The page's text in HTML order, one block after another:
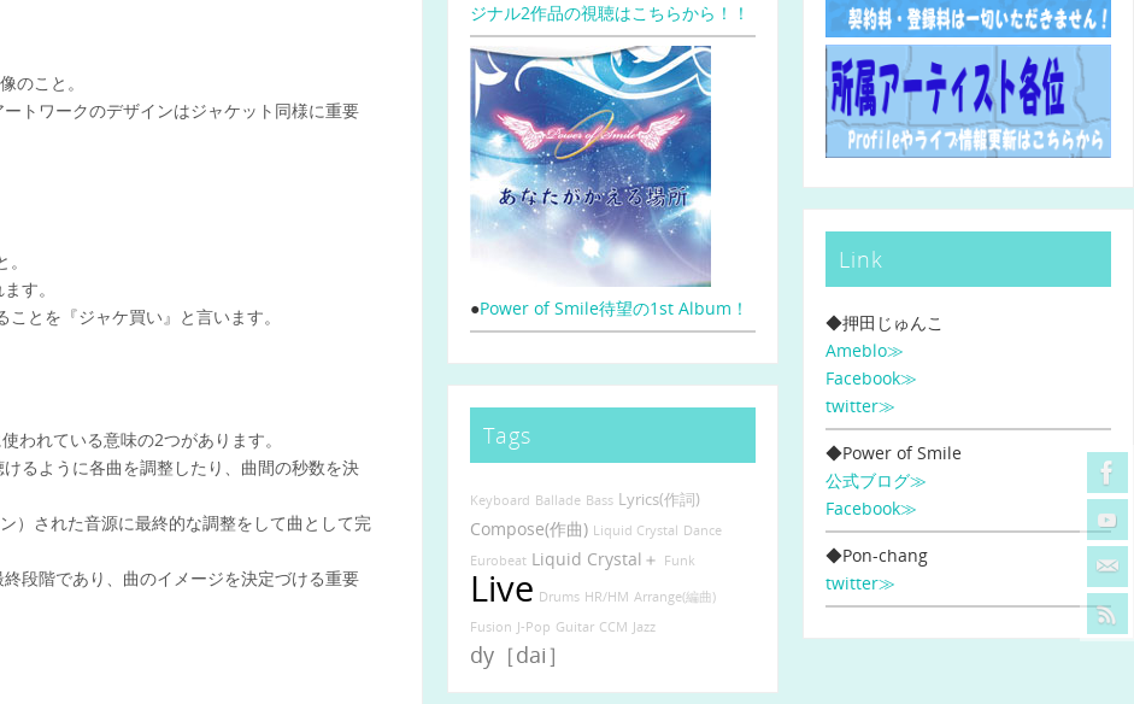
のこと。
トワークのデザインはジャケット同様に重要
す。
とを『ジャケ買い』と言います。
われている意味の2つがあります。
るように各曲を調整したり、曲間の秒数を決
）された音源に最終的な調整をして曲として完
段階であり、曲のイメージを決定づける重要
ジナル2作品の視聴はこちらから！！
●Power of Smile待望の1st Album！
Tags
Keyboard Ballade Bass Lyrics(作詞)
Compose(作曲) Liquid Crystal Dance
Eurobeat Liquid Crystal＋ Funk
Live Drums HR/HM Arrange(編曲)
Fusion J-Pop Guitar CCM Jazz
dy［dai］
Link
◆押田じゅんこ
Ameblo≫
Facebook≫
twitter≫
◆Power of Smile
公式ブログ≫
Facebook≫
◆Pon-chang
twitter≫